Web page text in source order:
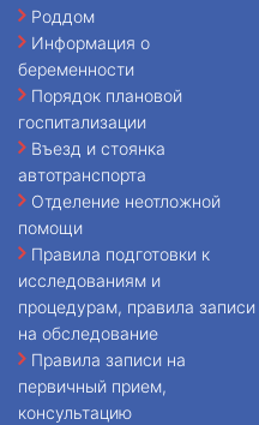
Роддом
Информация о
беременности
Порядок плановой
госпитализации
Въезд и стоянка
автотранспорта
Отделение неотложной
помощи
Правила подготовки к
исследованиям и
процедурам, правила записи
на обследование
Правила записи на
первичный прием,
консультацию